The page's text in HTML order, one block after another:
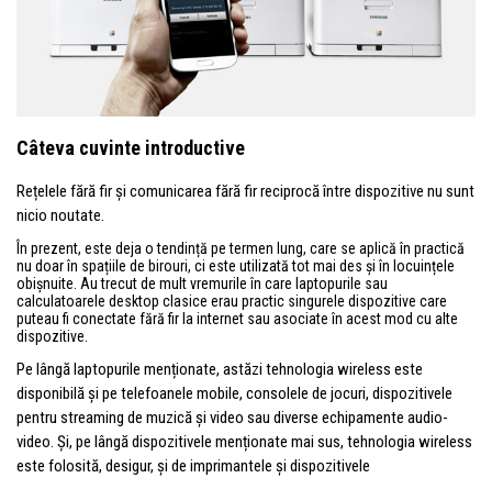
Câteva cuvinte introductive
Rețelele fără fir și comunicarea fără fir reciprocă între dispozitive nu sunt
nicio noutate.
În prezent, este deja o tendință pe termen lung, care se aplică în practică
nu doar în spațiile de birouri, ci este utilizată tot mai des și în locuințele
obișnuite. Au trecut de mult vremurile în care laptopurile sau
calculatoarele desktop clasice erau practic singurele dispozitive care
puteau fi conectate fără fir la internet sau asociate în acest mod cu alte
dispozitive.
Pe lângă laptopurile menționate, astăzi tehnologia wireless este
disponibilă și pe telefoanele mobile, consolele de jocuri, dispozitivele
pentru streaming de muzică și video sau diverse echipamente audio-
video. Și, pe lângă dispozitivele menționate mai sus, tehnologia wireless
este folosită, desigur, și de imprimantele și dispozitivele